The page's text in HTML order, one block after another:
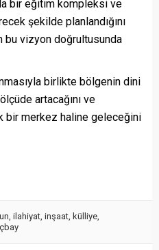
bir eğitim kompleksi ve
şekilde planlandığını
bu vizyon doğrultusunda
birlikte bölgenin dini
artacağını ve
bir merkez haline geleceğini
ilahiyat inşaat külliye